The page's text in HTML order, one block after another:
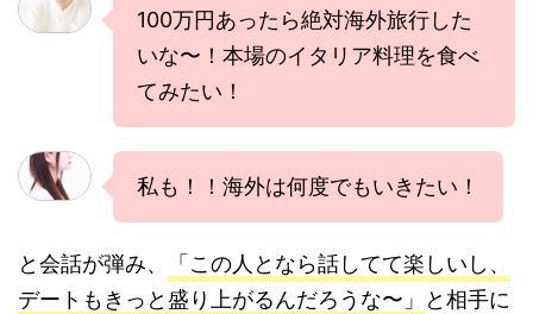
100万円あったら絶対海外旅行した
いな〜！本場のイタリア料理を食べ
てみたい！
私も！！海外は何度でもいきたい！
と会話が弾み、
「この人となら話してて楽しいし、
デートもきっと盛り上がるんだろうな〜」
と相手に